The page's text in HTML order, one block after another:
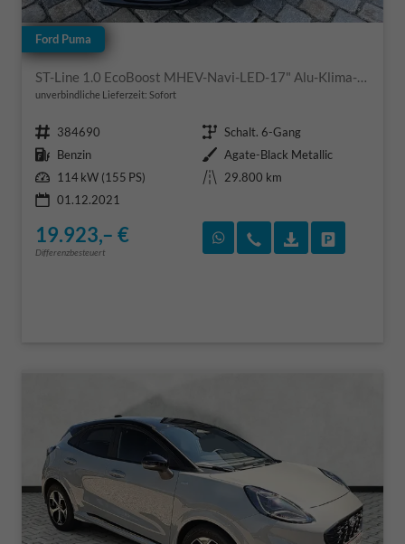
Ford Puma
ST-Line 1.0 EcoBoost MHEV-Navi-LED-17" Alu-Klima-Winterpaket-sofort
unverbindliche Lieferzeit: Sofort
Fahrzeugnr. 384690 Getriebe Schalt. 6-Gang
Kraftstoff Benzin Außenfarbe Agate-Black Metallic
Leistung 114 kW (155 PS) Kilometerstand
29.800 km
01.12.2021
19.923,– €
Differenzbesteuert
Rückruf vereinbaren
Wir rufen Sie an